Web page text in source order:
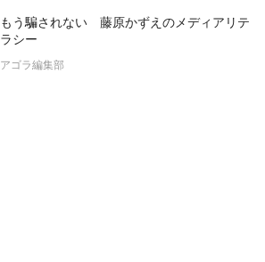
もう騙されない 藤原かずえのメディアリテ
ラシー
アゴラ編集部